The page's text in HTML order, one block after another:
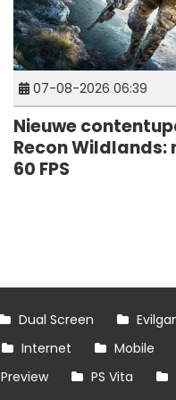
07-08-2026 06:39
Nieuwe
Recon Wildlands:
60 FPS
Dual Screen
Internet Mobile
Preview PS Vita